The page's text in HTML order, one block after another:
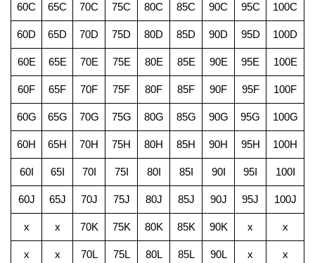
60C 65C 70C 75C 80C 85C 90C 95C 100C
60D 65D 70D 75D 80D 85D 90D 95D 100D
60E 65E 70E 75E 80E 85E 90E 95E 100E
60F 65F 70F 75F 80F 85F 90F 95F 100F
60G 65G 70G 75G 80G 85G 90G 95G 100G
60H 65H 70H 75H 80H 85H 90H 95H 100H
60I 65I 70I 75I 80I 85I 90I 95I 100I
60J 65J 70J 75J 80J 85J 90J 95J 100J
x x 70K 75K 80K 85K 90K x x
x x 70L 75L 80L 85L 90L x x